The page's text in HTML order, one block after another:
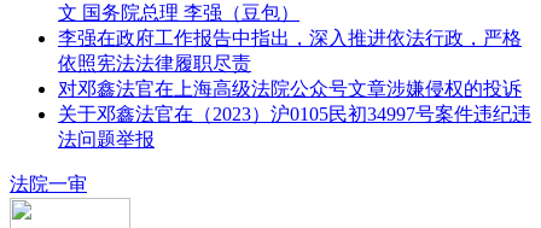
文 国务院总理 李强（豆包）
李强在政府工作报告中指出，深入推进依法行政，严格
依照宪法法律履职尽责
对邓鑫法官在上海高级法院公众号文章涉嫌侵权的投诉
关于邓鑫法官在（2023）沪0105民初34997号案件违纪违
法问题举报
法院一审